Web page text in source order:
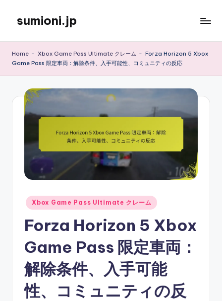
content
sumioni.jp
Home - Xbox Game Pass Ultimate クレーム - Forza Horizon 5 Xbox
Game Pass 限定車両：解除条件、入手可能性、コミュニティの反応
Posted
in
Xbox Game Pass Ultimate クレーム
Forza Horizon 5 Xbox
Game Pass 限定車両：
解除条件、入手可能
性、コミュニティの反